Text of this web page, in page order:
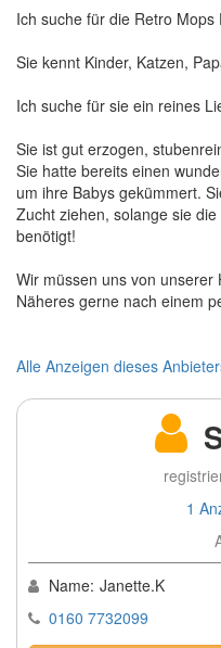
Ich suche für die Retro
Sie kennt Kinder, Katzen,
Ich suche für sie ein reines
Sie ist gut erzogen,
Sie hatte bereits einen
um ihre Babys gekümmert.
Zucht ziehen, solange sie
benötigt!
Wir müssen uns von unserer
Näheres gerne nach einem
Alle Anzeigen dieses
1
Name: Janette.K
0160 7732099